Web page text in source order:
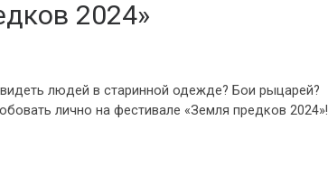
2024»
людей в старинной одежде? Бои рыцарей?
лично на фестивале «Земля предков 2024»!